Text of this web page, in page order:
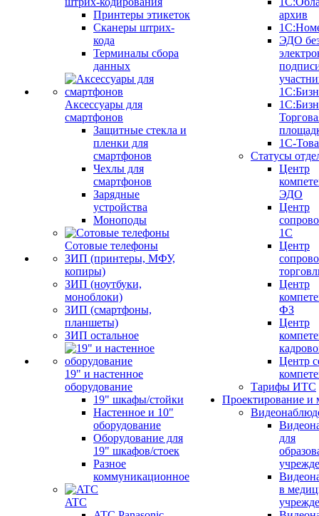
Принтеры этикеток
Сканеры штрих-
кода
Терминалы сбора
данных
Аксессуары для
смартфонов
Защитные стекла и
пленки для
смартфонов
Чехлы для
смартфонов
Зарядные
устройства
Моноподы
Сотовые телефоны
ЗИП (принтеры, МФУ,
копиры)
ЗИП (ноутбуки,
моноблоки)
ЗИП (смартфоны,
планшеты)
ЗИП остальное
19" и настенное
оборудование
19" шкафы/стойки
Настенное и 10"
оборудование
Оборудование для
19" шкафов/стоек
Разное
коммуникационное
ATC
архив
ЭДО
1С-
Статусы
Центр
ЭДО
Центр
1С
Центр
Центр
ФЗ
Центр
Центр
Тарифы ИТС
Проектирование и
для
в